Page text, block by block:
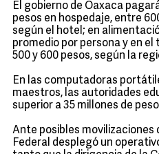
El gobierno de Oaxaca
pesos en hospedaje, entre
según el hotel; en
promedio por persona y en
500 y 600 pesos, según la
En las computadoras
maestros, las autoridades
superior a 35 millones de
Ante posibles movilizaciones
Federal desplegó un